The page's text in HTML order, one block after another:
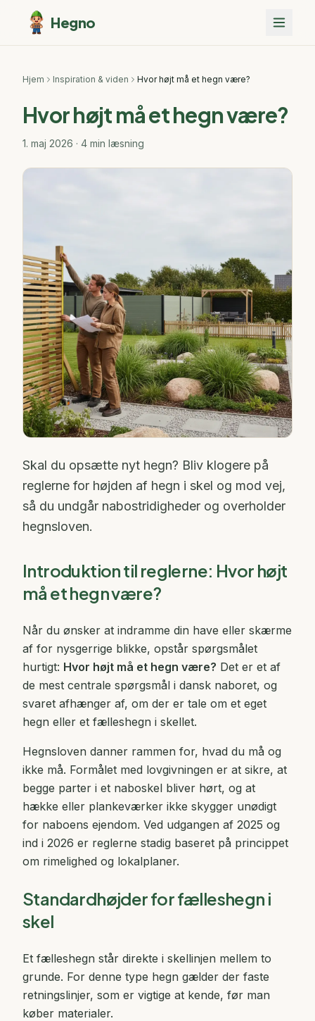
Hegno
Hjem Inspiration & viden Hvor højt må et hegn være?
Hvor højt må et hegn være?
1. maj 2026 · 4 min læsning
Skal du opsætte nyt hegn? Bliv klogere på
reglerne for højden af hegn i skel og mod vej,
så du undgår nabostridigheder og overholder
hegnsloven.
Introduktion til reglerne: Hvor højt
må et hegn være?
Når du ønsker at indramme din have eller skærme
af for nysgerrige blikke, opstår spørgsmålet
hurtigt: Hvor højt må et hegn være? Det er et af
de mest centrale spørgsmål i dansk naboret, og
svaret afhænger af, om der er tale om et eget
hegn eller et fælleshegn i skellet.
Hegnsloven danner rammen for, hvad du må og
ikke må. Formålet med lovgivningen er at sikre, at
begge parter i et naboskel bliver hørt, og at
hække eller plankeværker ikke skygger unødigt
for naboens ejendom. Ved udgangen af 2025 og
ind i 2026 er reglerne stadig baseret på princippet
om rimelighed og lokalplaner.
Standardhøjder for fælleshegn i
skel
Et fælleshegn står direkte i skellinjen mellem to
grunde. For denne type hegn gælder der faste
retningslinjer, som er vigtige at kende, før man
køber materialer.